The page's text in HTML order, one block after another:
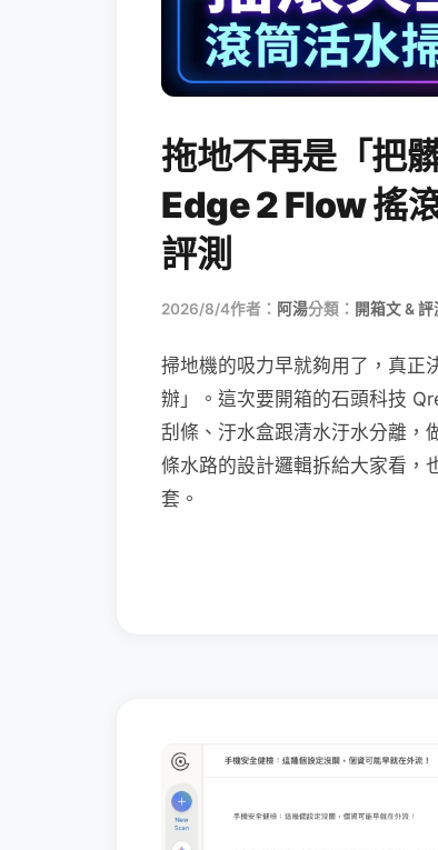
拖地不再是「把
Edge 2 Flow 搖
評測
2026/8/4作者： 阿湯分類： 開箱文 & 評
掃地機的吸力早就夠用了，真正
辦」。這次要開箱的石頭科技
刮條、汙水盒跟清水汙水分離，
條水路的設計邏輯拆給大家看，
套。